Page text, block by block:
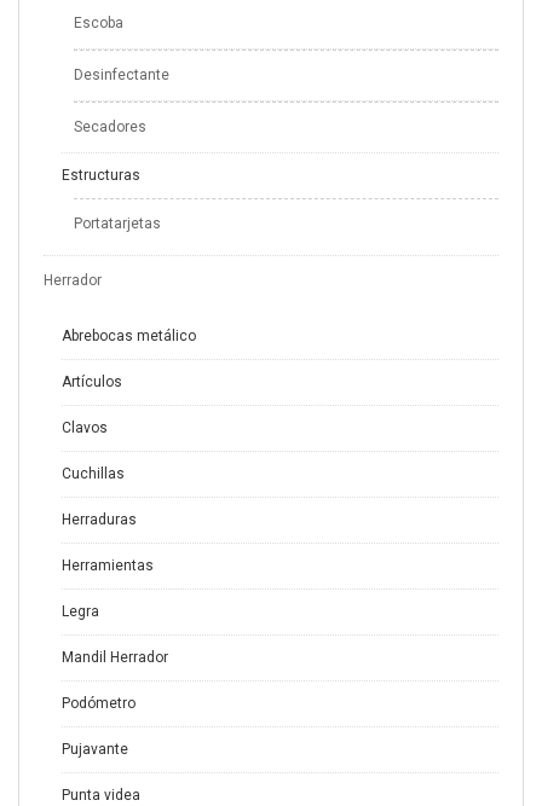
Escoba
Desinfectante
Secadores
Estructuras
Portatarjetas
Herrador
Abrebocas metálico
Artículos
Clavos
Cuchillas
Herraduras
Herramientas
Legra
Mandil Herrador
Podómetro
Pujavante
Punta videa